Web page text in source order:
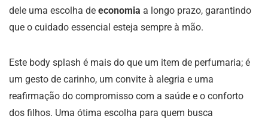
dele uma escolha de economia a longo prazo, garantindo
que o cuidado essencial esteja sempre à mão.
Este body splash é mais do que um item de perfumaria; é
um gesto de carinho, um convite à alegria e uma
reafirmação do compromisso com a saúde e o conforto
dos filhos. Uma ótima escolha para quem busca